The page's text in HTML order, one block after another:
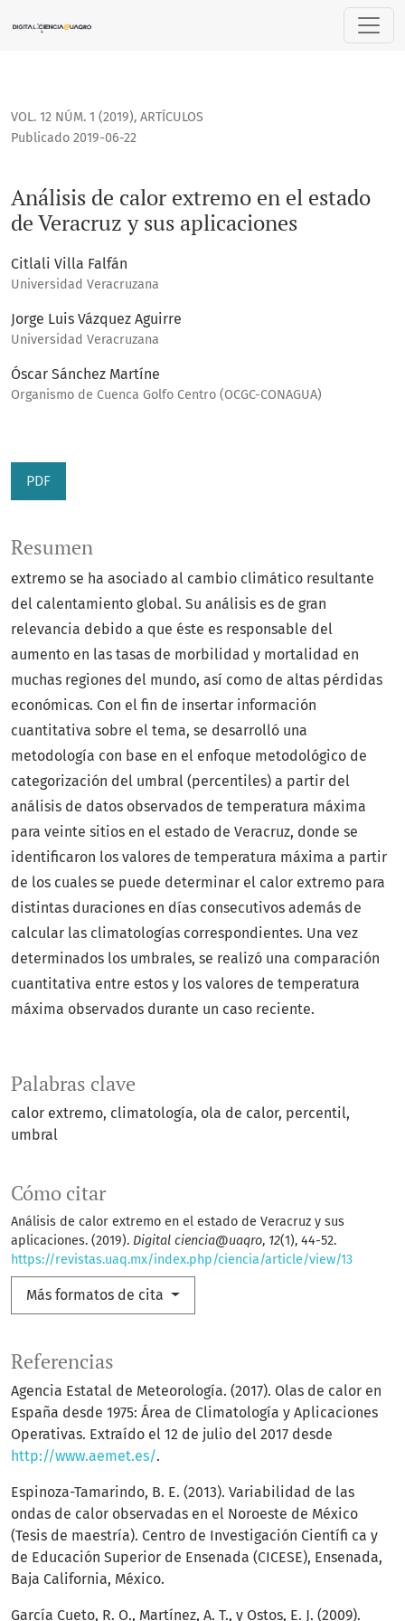
Análisis de calor extremo en el estado de Veracruz y sus
VOL. 12 NÚM. 1 (2019), ARTÍCULOS
Análisis de calor extremo en el estado
de Veracruz y sus aplicaciones
Publicado 2019-06-22
Citlali Villa Falfán
Universidad Veracruzana
Jorge Luis Vázquez Aguirre
Universidad Veracruzana
Óscar Sánchez Martíne
Organismo de Cuenca Golfo Centro (OCGC-CONAGUA)
PDF
Palabras clave
calor extremo climatología ola de calor percentil
umbral
Cómo citar
Análisis de calor extremo en el estado de Veracruz y sus
aplicaciones. (2019). Digital ciencia@uaqro, 12(1), 44-52.
https://revistas.uaq.mx/index.php/ciencia/article/view/13
Más formatos de cita
Resumen
extremo se ha asociado al cambio climático resultante
del calentamiento global. Su análisis es de gran
relevancia debido a que éste es responsable del
aumento en las tasas de morbilidad y mortalidad en
muchas regiones del mundo, así como de altas pérdidas
económicas. Con el fin de insertar información
cuantitativa sobre el tema, se desarrolló una
metodología con base en el enfoque metodológico de
categorización del umbral (percentiles) a partir del
análisis de datos observados de temperatura máxima
para veinte sitios en el estado de Veracruz, donde se
identificaron los valores de temperatura máxima a partir
de los cuales se puede determinar el calor extremo para
distintas duraciones en días consecutivos además de
calcular las climatologías correspondientes. Una vez
determinados los umbrales, se realizó una comparación
cuantitativa entre estos y los valores de temperatura
máxima observados durante un caso reciente.
Referencias
Agencia Estatal de Meteorología. (2017). Olas de calor en
España desde 1975: Área de Climatología y Aplicaciones
Operativas. Extraído el 12 de julio del 2017 desde
http://www.aemet.es/.
Espinoza-Tamarindo, B. E. (2013). Variabilidad de las
ondas de calor observadas en el Noroeste de México
(Tesis de maestría). Centro de Investigación Científi ca y
de Educación Superior de Ensenada (CICESE), Ensenada,
Baja California, México.
García Cueto, R. O., Martínez, A. T., y Ostos, E. J. (2009).